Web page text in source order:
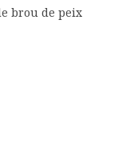
brou de peix